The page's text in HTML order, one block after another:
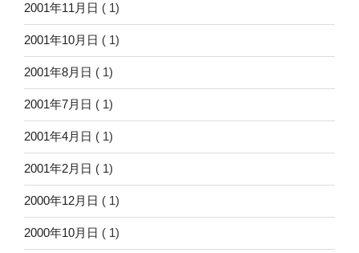
2001年11月日 ( 1)
2001年10月日 ( 1)
2001年8月日 ( 1)
2001年7月日 ( 1)
2001年4月日 ( 1)
2001年2月日 ( 1)
2000年12月日 ( 1)
2000年10月日 ( 1)